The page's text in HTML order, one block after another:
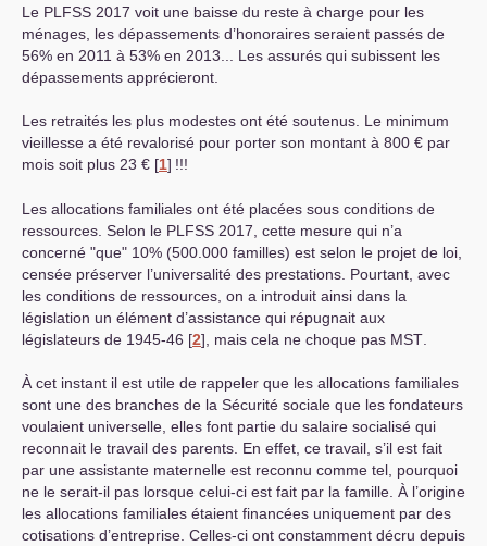
Le PLFSS 2017 voit une baisse du reste à charge pour les
ménages, les dépassements d’honoraires seraient passés de
56% en 2011 à 53% en 2013... Les assurés qui subissent les
dépassements apprécieront.
Les retraités les plus modestes ont été soutenus. Le minimum
vieillesse a été revalorisé pour porter son montant à 800 € par
mois soit plus 23 € [1] !!!
Les allocations familiales ont été placées sous conditions de
ressources. Selon le PLFSS 2017, cette mesure qui n’a
concerné "que" 10% (500.000 familles) est selon le projet de loi,
censée préserver l’universalité des prestations. Pourtant, avec
les conditions de ressources, on a introduit ainsi dans la
législation un élément d’assistance qui répugnait aux
législateurs de 1945-46 [2] , mais cela ne choque pas MST
À cet instant il est utile de rappeler que les allocations familiales
sont une des branches de la Sécurité sociale que les fondateurs
voulaient universelle, elles font partie du salaire socialisé qui
reconnait le travail des parents. En effet, ce travail, s’il est fait
par une assistante maternelle est reconnu comme tel, pourquoi
ne le serait-il pas lorsque celui-ci est fait par la famille. À l’origine
les allocations familiales étaient financées uniquement par des
cotisations d’entreprise. Celles-ci ont constamment décru depuis